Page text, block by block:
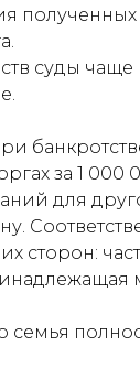
суды чаще
за 1 000
для
сторон:
семья